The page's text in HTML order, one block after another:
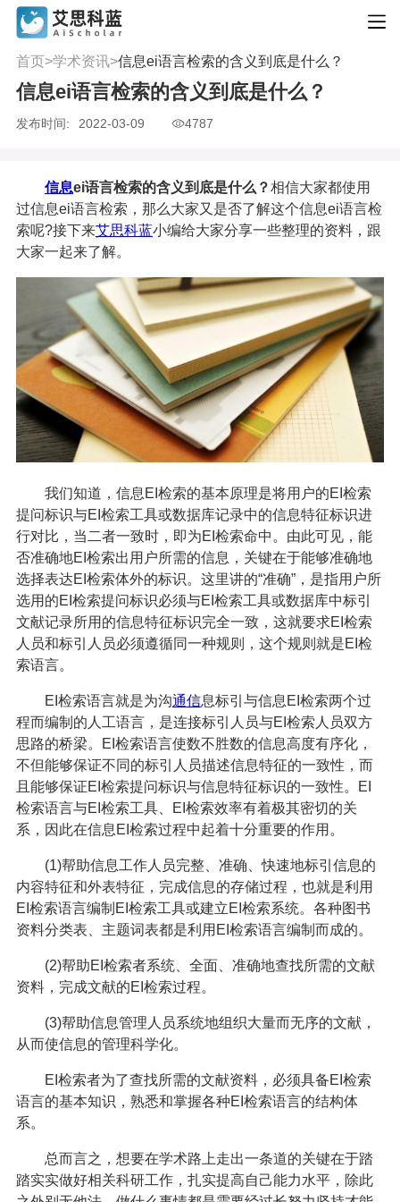
首页>学术资讯>信息ei语言检索的含义到底是什么？
信息ei语言检索的含义到底是什么？
发布时间: 2022-03-09 4787
信息ei语言检索的含义到底是什么？相信大家都使用
过信息ei语言检索，那么大家又是否了解这个信息ei语言检
索呢?接下来艾思科蓝小编给大家分享一些整理的资料，跟
大家一起来了解。
我们知道，信息EI检索的基本原理是将用户的EI检索
提问标识与EI检索工具或数据库记录中的信息特征标识进
行对比，当二者一致时，即为EI检索命中。由此可见，能
否准确地EI检索出用户所需的信息，关键在于能够准确地
选择表达EI检索体外的标识。这里讲的“准确”，是指用户所
选用的EI检索提问标识必须与EI检索工具或数据库中标引
文献记录所用的信息特征标识完全一致，这就要求EI检索
人员和标引人员必须遵循同一种规则，这个规则就是EI检
索语言。
EI检索语言就是为沟通信息标引与信息EI检索两个过
程而编制的人工语言，是连接标引人员与EI检索人员双方
思路的桥梁。EI检索语言使数不胜数的信息高度有序化，
不但能够保证不同的标引人员描述信息特征的一致性，而
且能够保证EI检索提问标识与信息特征标识的一致性。EI
检索语言与EI检索工具、EI检索效率有着极其密切的关
系，因此在信息EI检索过程中起着十分重要的作用。
(1)帮助信息工作人员完整、准确、快速地标引信息的
内容特征和外表特征，完成信息的存储过程，也就是利用
EI检索语言编制EI检索工具或建立EI检索系统。各种图书
资料分类表、主题词表都是利用EI检索语言编制而成的。
(2)帮助EI检索者系统、全面、准确地查找所需的文献
资料，完成文献的EI检索过程。
(3)帮助信息管理人员系统地组织大量而无序的文献，
从而使信息的管理科学化。
EI检索者为了查找所需的文献资料，必须具备EI检索
语言的基本知识，熟悉和掌握各种EI检索语言的结构体
系。
总而言之，想要在学术路上走出一条道的关键在于踏
踏实实做好相关科研工作，扎实提高自己能力水平，除此